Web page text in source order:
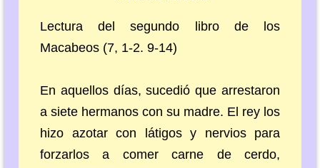
Lectura del segundo libro de los
Macabeos (7, 1-2. 9-14)
En aquellos días, sucedió que arrestaron
a siete hermanos con su madre. El rey los
hizo azotar con látigos y nervios para
forzarlos a comer carne de cerdo,